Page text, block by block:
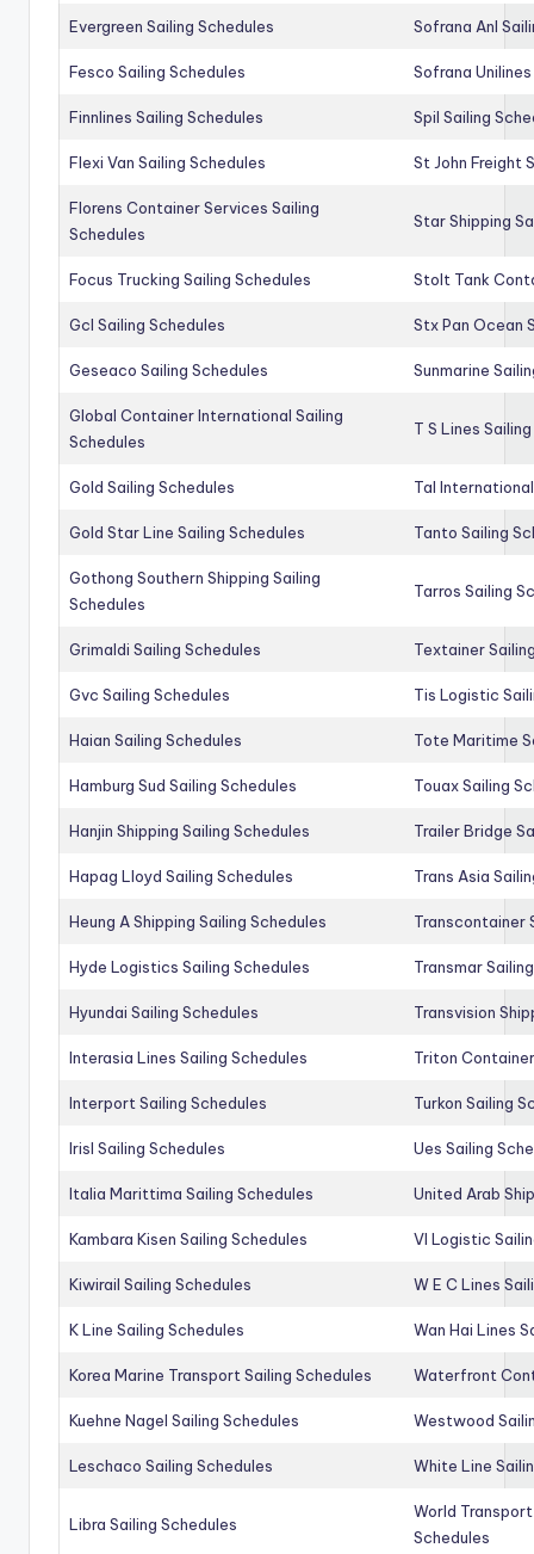
Evergreen Sailing Schedules Sofrana Anl
Fesco Sailing Schedules Sofrana
Finnlines Sailing Schedules Spil Sailing
Flexi Van Sailing Schedules St John Freight
Florens Container Services Sailing
Schedules
Star Shipping
Focus Trucking Sailing Schedules Stolt Tank
Gcl Sailing Schedules Stx Pan Ocean
Geseaco Sailing Schedules Sunmarine
Global Container International Sailing
Schedules
T S Lines
Gold Sailing Schedules Tal
Gold Star Line Sailing Schedules Tanto Sailing
Gothong Southern Shipping Sailing
Schedules
Tarros Sailing
Grimaldi Sailing Schedules Textainer
Gvc Sailing Schedules Tis Logistic
Haian Sailing Schedules Tote Maritime
Hamburg Sud Sailing Schedules Touax Sailing
Hanjin Shipping Sailing Schedules Trailer Bridge
Hapag Lloyd Sailing Schedules Trans Asia
Heung A Shipping Sailing Schedules Transcontainer
Hyde Logistics Sailing Schedules Transmar
Hyundai Sailing Schedules Transvision
Interasia Lines Sailing Schedules Triton
Interport Sailing Schedules Turkon Sailing
Irisl Sailing Schedules Ues Sailing
Italia Marittima Sailing Schedules United Arab
Kambara Kisen Sailing Schedules Vl Logistic
Kiwirail Sailing Schedules W E C Lines
K Line Sailing Schedules Wan Hai Lines
Korea Marine Transport Sailing Schedules Waterfront
Kuehne Nagel Sailing Schedules Westwood
Leschaco Sailing Schedules White Line
Libra Sailing Schedules
World
Schedules